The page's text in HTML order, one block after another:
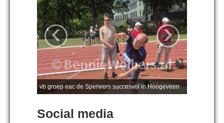
vb groep eac de Sperwers succesvol in Hoogeveen
‹ ›
Social media